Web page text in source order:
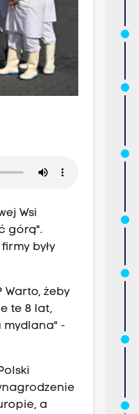
Wsi
górą".
były
Warto, żeby
te 8 lat,
mydlana" -
a